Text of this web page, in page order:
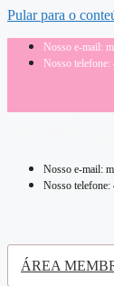
Pular para o
Nosso e-mail:
Nosso
Nosso e-mail:
Nosso
ÁREA